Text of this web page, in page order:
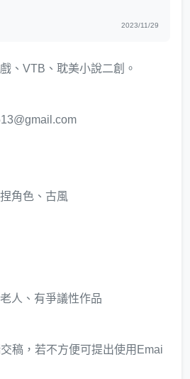
2023/11/29
、VTB、耽美小說二創。
角色、古風
人、有爭議性作品
稿，若不方便可提出使用Emai